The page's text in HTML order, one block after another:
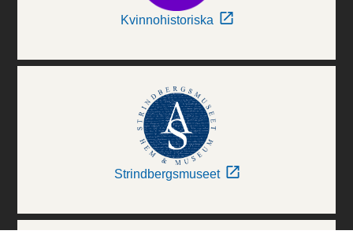
Kvinnohistoriska
Strindbergsmuseet